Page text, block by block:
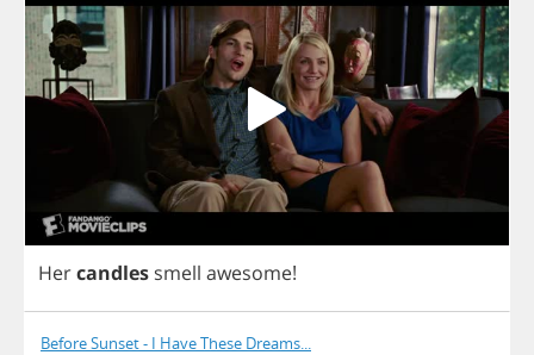
Hercandles smell awesome!
Before Sunset - I Have These Dreams...